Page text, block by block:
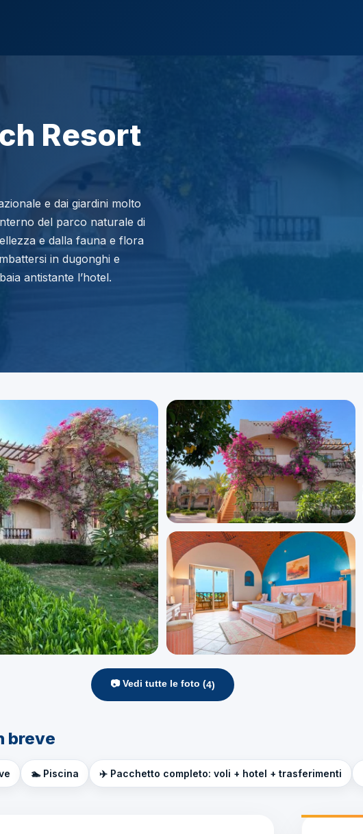
Resort
e dai giardini molto
del parco naturale di
e dalla fauna e flora
in dugonghi e
antistante l’hotel.
📷 Vedi tutte le foto (4)
breve
🏊 Piscina ✈️ Pacchetto completo: voli + hotel + trasferimenti